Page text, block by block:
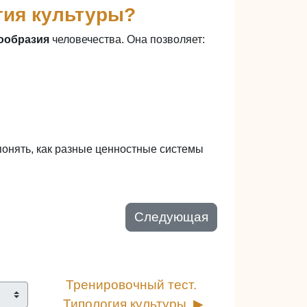
культуры?
человечества. Она позволяет:
как разные ценностные системы
Следующая
Тренировочный тест.
Типология культуры. ▶︎